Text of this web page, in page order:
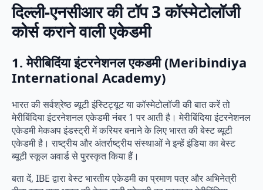
दिल्ली-एनसीआर की टॉप 3 कॉस्मेटोलॉजी
कोर्स कराने वाली एकेडमी
1. मेरीबिदिंया इंटरनेशनल एकडमी (Meribindiya
International Academy)
भारत की सर्वश्रेष्ठ ब्यूटी इंस्टिट्यूट या कॉस्मेटोलॉजी की बात करें तो
मेरीबिंदिया इंटरनेशनल एकेडमी नंबर 1 पर आती है। मेरीबिंदिया इंटरनेशनल
एकेडमी मेकअप इंडस्ट्री में करियर बनाने के लिए भारत की बेस्ट ब्यूटी
एकेडमी है। राष्ट्रीय और अंतर्राष्ट्रीय संस्थाओं ने इन्हें इंडिया का बेस्ट
ब्यूटी स्कूल अवार्ड से पुरस्कृत किया हैं।
बता दें, IBE द्वारा बेस्ट भारतीय एकेडमी का प्रमाण पत्र और अभिनेत्री